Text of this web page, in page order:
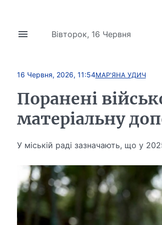
Вівторок, 16 Червня
16 Червня, 2026, 11:54МАР'ЯНА УДИЧ
Поранені
матеріальну
У міській раді зазначають, що у